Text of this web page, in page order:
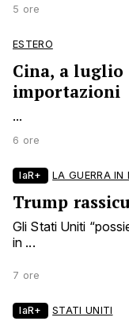
5 ore
ESTERO
Cina, a luglio
importazioni
...
6 ore
laR+ LA GUERRA IN
Trump
Gli Stati Uniti
in ...
7 ore
laR+ STATI UNITI